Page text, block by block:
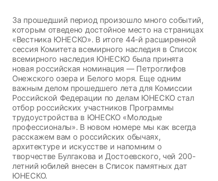
За прошедший период произошло много событий,
которым отведено достойное место на страницах
«Вестника ЮНЕСКО». В итоге 44-й расширенной
сессия Комитета всемирного наследия в Список
всемирного наследия ЮНЕСКО была принята
новая российская номинация — Петроглифов
Онежского озера и Белого моря. Еще одним
важным делом прошедшего лета для Комиссии
Российской Федерации по делам ЮНЕСКО стал
отбор российских участников Программы
трудоустройства в ЮНЕСКО «Молодые
профессионалы». В новом номере мы как всегда
расскажем вам о российских обычаях,
архитектуре и искусстве и напомним о
творчестве Булгакова и Достоевского, чей 200-
летний юбилей внесен в Список памятных дат
ЮНЕСКО.